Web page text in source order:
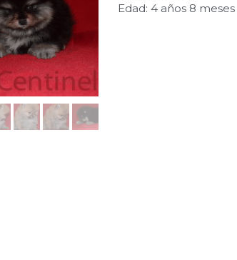
Edad: 4 años 8 meses